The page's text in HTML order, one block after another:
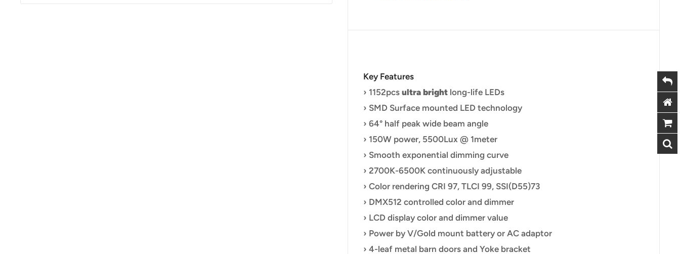
Key Features
› 1152pcs ultra bright long-life LEDs
› SMD Surface mounted LED technology
› 64° half peak wide beam angle
› 150W power, 5500Lux @ 1meter
› Smooth exponential dimming curve
› 2700K-6500K continuously adjustable
› Color rendering CRI 97, TLCI 99, SSI(D55)73
› DMX512 controlled color and dimmer
› LCD display color and dimmer value
› Power by V/Gold mount battery or AC adaptor
› 4-leaf metal barn doors and Yoke bracket